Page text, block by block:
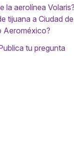
la aerolínea Volaris?
tijuana a Ciudad
Aeroméxico?
tu pregunta